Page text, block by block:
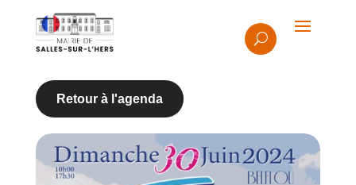
Retour à l'agenda